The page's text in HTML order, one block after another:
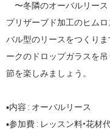
〜冬隣のオーバルリース
プリザーブド加工のヒム
バル型のリースをつくり
ークのドロップガラスを
節を楽しみましょう。
▪︎内容 : オーバルリース
▪︎参加費 : レッスン料•花材